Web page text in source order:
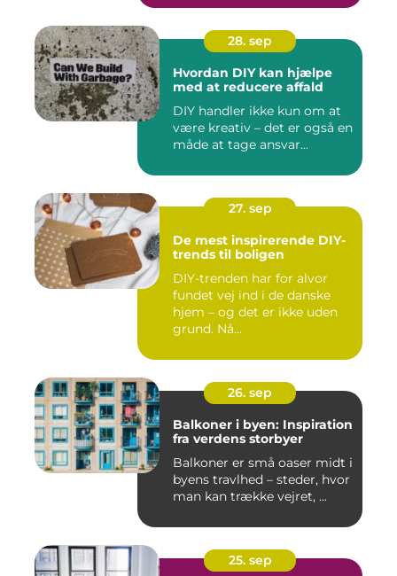
28. sep
Hvordan DIY kan hjælpe
med at reducere affald
DIY handler ikke kun om at
være kreativ – det er også en
måde at tage ansvar...
27. sep
De mest inspirerende DIY-
trends til boligen
DIY-trenden har for alvor
fundet vej ind i de danske
hjem – og det er ikke uden
grund. Nå...
26. sep
Balkoner i byen: Inspiration
fra verdens storbyer
Balkoner er små oaser midt i
byens travlhed – steder, hvor
man kan trække vejret, ...
25. sep